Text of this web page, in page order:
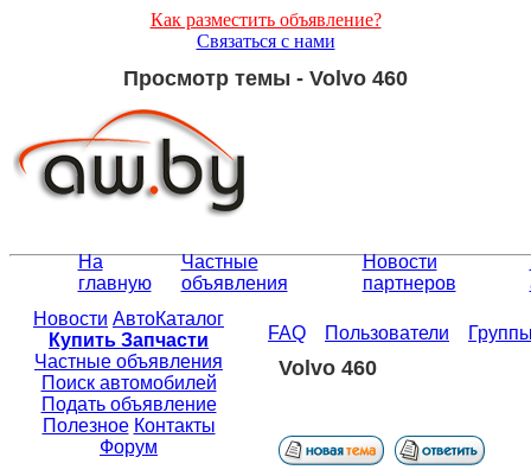
Как разместить объявление?
Связаться с нами
Просмотр темы - Volvo 460
На
главную
Частные
объявления
Новости
партнеров
Новости АвтоКаталог
Купить Запчасти
Частные объявления
Поиск автомобилей
Подать объявление
Полезное Контакты
Форум
FAQ Пользователи
Volvo 460